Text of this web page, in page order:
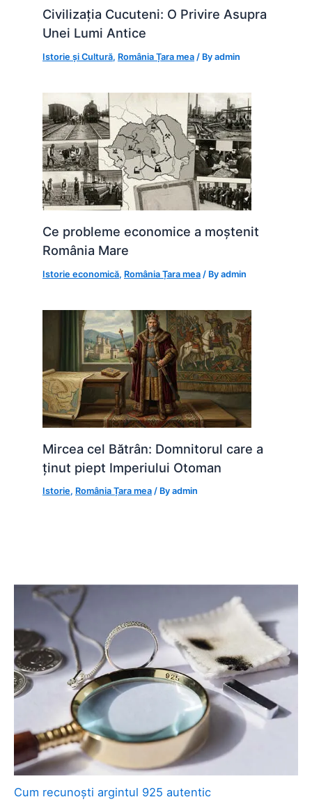
Civilizația Cucuteni: O Privire Asupra
Unei Lumi Antice
Istorie și Cultură, România Țara mea / Byadmin
Ce probleme economice a moștenit
România Mare
Istorie economică, România Țara mea / Byadmin
Mircea cel Bătrân: Domnitorul care a
ținut piept Imperiului Otoman
Istorie, România Țara mea / Byadmin
Cum recunoști argintul 925 autentic